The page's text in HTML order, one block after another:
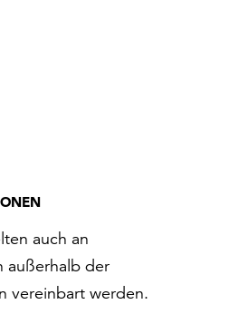
auch an
außerhalb der
vereinbart werden.